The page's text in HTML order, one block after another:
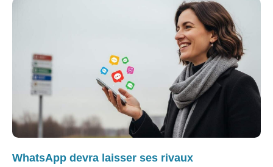
WhatsApp devra laisser ses rivaux